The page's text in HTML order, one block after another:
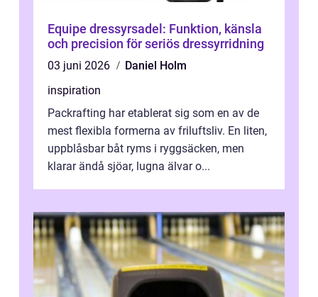
Equipe dressyrsadel: Funktion, känsla
och precision för seriös dressyrridning
03 juni 2026
Daniel Holm
inspiration
Packrafting har etablerat sig som en av de
mest flexibla formerna av friluftsliv. En liten,
uppblåsbar båt ryms i ryggsäcken, men
klarar ändå sjöar, lugna älvar o...